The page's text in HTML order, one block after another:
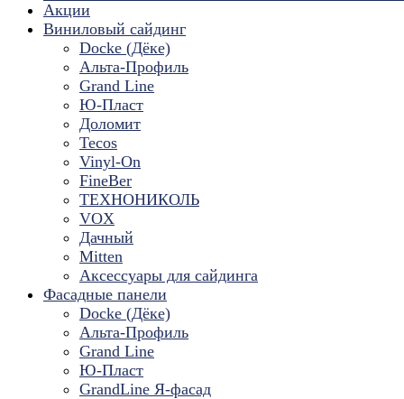
Акции
Виниловый сайдинг
Docke (Дёке)
Альта-Профиль
Grand Line
Ю-Пласт
Доломит
Tecos
Vinyl-On
FineBer
ТЕХНОНИКОЛЬ
VOX
Дачный
Mitten
Аксессуары для сайдинга
Фасадные панели
Docke (Дёке)
Альта-Профиль
Grand Line
Ю-Пласт
GrandLine Я-фасад